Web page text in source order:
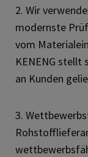
2. Wir
modernste
vom
KENENG stellt
an Kunden
3.